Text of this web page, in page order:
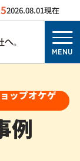
2026.08.01現在
MENU
ップオケゲ
例